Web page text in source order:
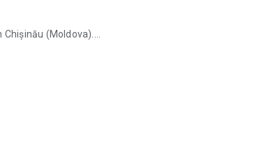
(Moldova).
filtre
imobiliar.